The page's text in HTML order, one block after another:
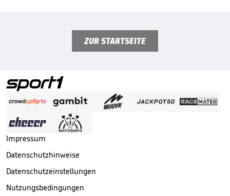
ZUR STARTSEITE
Impressum
Datenschutzhinweise
Datenschutzeinstellungen
Nutzungsbedingungen